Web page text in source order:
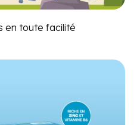
en toute facilité